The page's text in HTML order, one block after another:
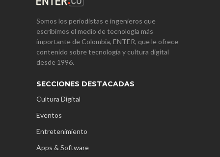
Somos los periodistas e ingenieros que
escribimos el medio de tecnología más
importante de Colombia, ENTER, que le ofrece
contenido sobre tecnología y cultura digital
desde 1996.
SECCIONES DESTACADAS
Cultura Digital
Eventos
Entretenimiento
Apps & Software